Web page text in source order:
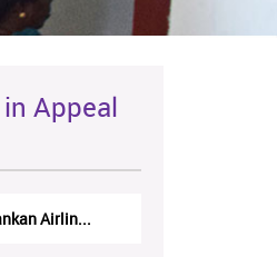
Appeal
Airlin...